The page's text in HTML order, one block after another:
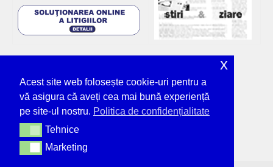
Acest site web folosește cookie-uri pentru a
vă asigura că aveți cea mai bună experiență
pe site-ul nostru. Politica de confidențialitate
TehniceTehnice
MarketingMarketing
x